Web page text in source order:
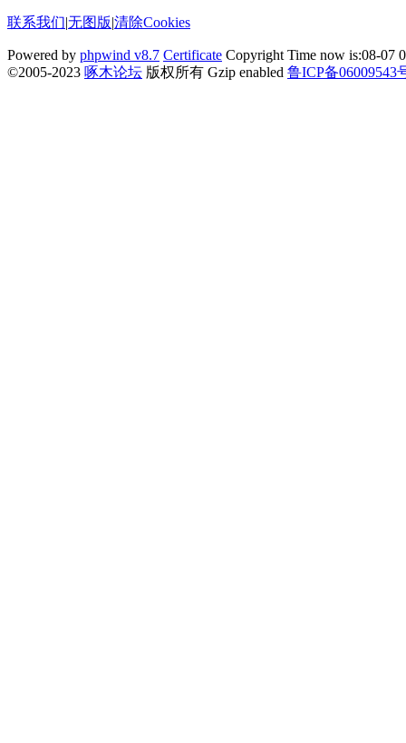
联系我们|无图版|清除Cookies
Powered by phpwind v8.7 Certificate Copyright Time now is:08-07
©2005-2023 啄木论坛 版权所有 Gzip enabled 鲁ICP备06009543